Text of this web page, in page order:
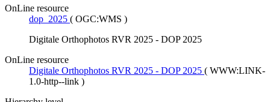
OnLine resource
dop_2025 ( OGC:WMS )
Digitale Orthophotos RVR 2025 - DOP 2025
OnLine resource
Digitale Orthophotos RVR 2025 - DOP 2025 ( WWW:LINK-
1.0-http--link )